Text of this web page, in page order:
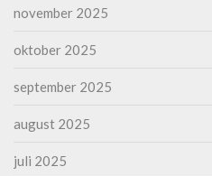
november 2025
oktober 2025
september 2025
august 2025
juli 2025